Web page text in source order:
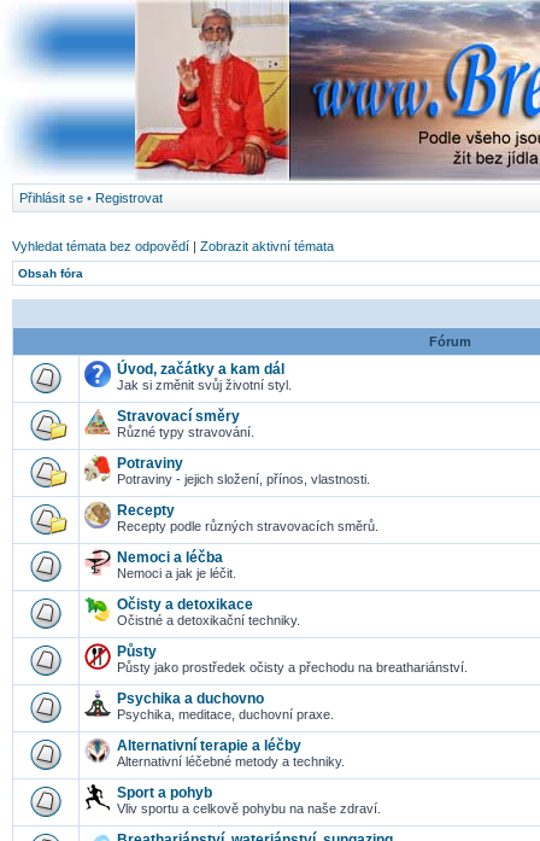
Přihlásit se • Registrovat
Vyhledat témata bez odpovědí | Zobrazit aktivní témata
Obsah fóra
Fórum
Úvod, začátky a kam dál
Jak si změnit svůj životní styl.
Stravovací směry
Různé typy stravování.
Potraviny
Potraviny - jejich složení, přínos, vlastnosti.
Recepty
Recepty podle různých stravovacích směrů.
Nemoci a léčba
Nemoci a jak je léčit.
Očisty a detoxikace
Očistné a detoxikační techniky.
Půsty
Půsty jako prostředek očisty a přechodu na breathariánství.
Psychika a duchovno
Psychika, meditace, duchovní praxe.
Alternativní terapie a léčby
Alternativní léčebné metody a techniky.
Sport a pohyb
Vliv sportu a celkově pohybu na naše zdraví.